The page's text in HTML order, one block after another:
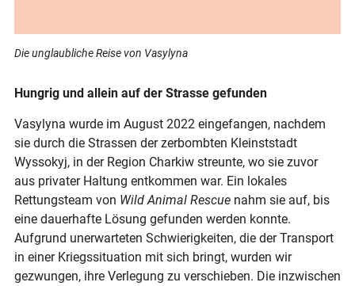
Die unglaubliche Reise von Vasylyna
Hungrig und allein auf der Strasse gefunden
Vasylyna wurde im August 2022 eingefangen, nachdem
sie durch die Strassen der zerbombten Kleinststadt
Wyssokyj, in der Region Charkiw streunte, wo sie zuvor
aus privater Haltung entkommen war. Ein lokales
Rettungsteam von Wild Animal Rescue nahm sie auf, bis
eine dauerhafte Lösung gefunden werden konnte.
Aufgrund unerwarteten Schwierigkeiten, die der Transport
in einer Kriegssituation mit sich bringt, wurden wir
gezwungen, ihre Verlegung zu verschieben. Die inzwischen